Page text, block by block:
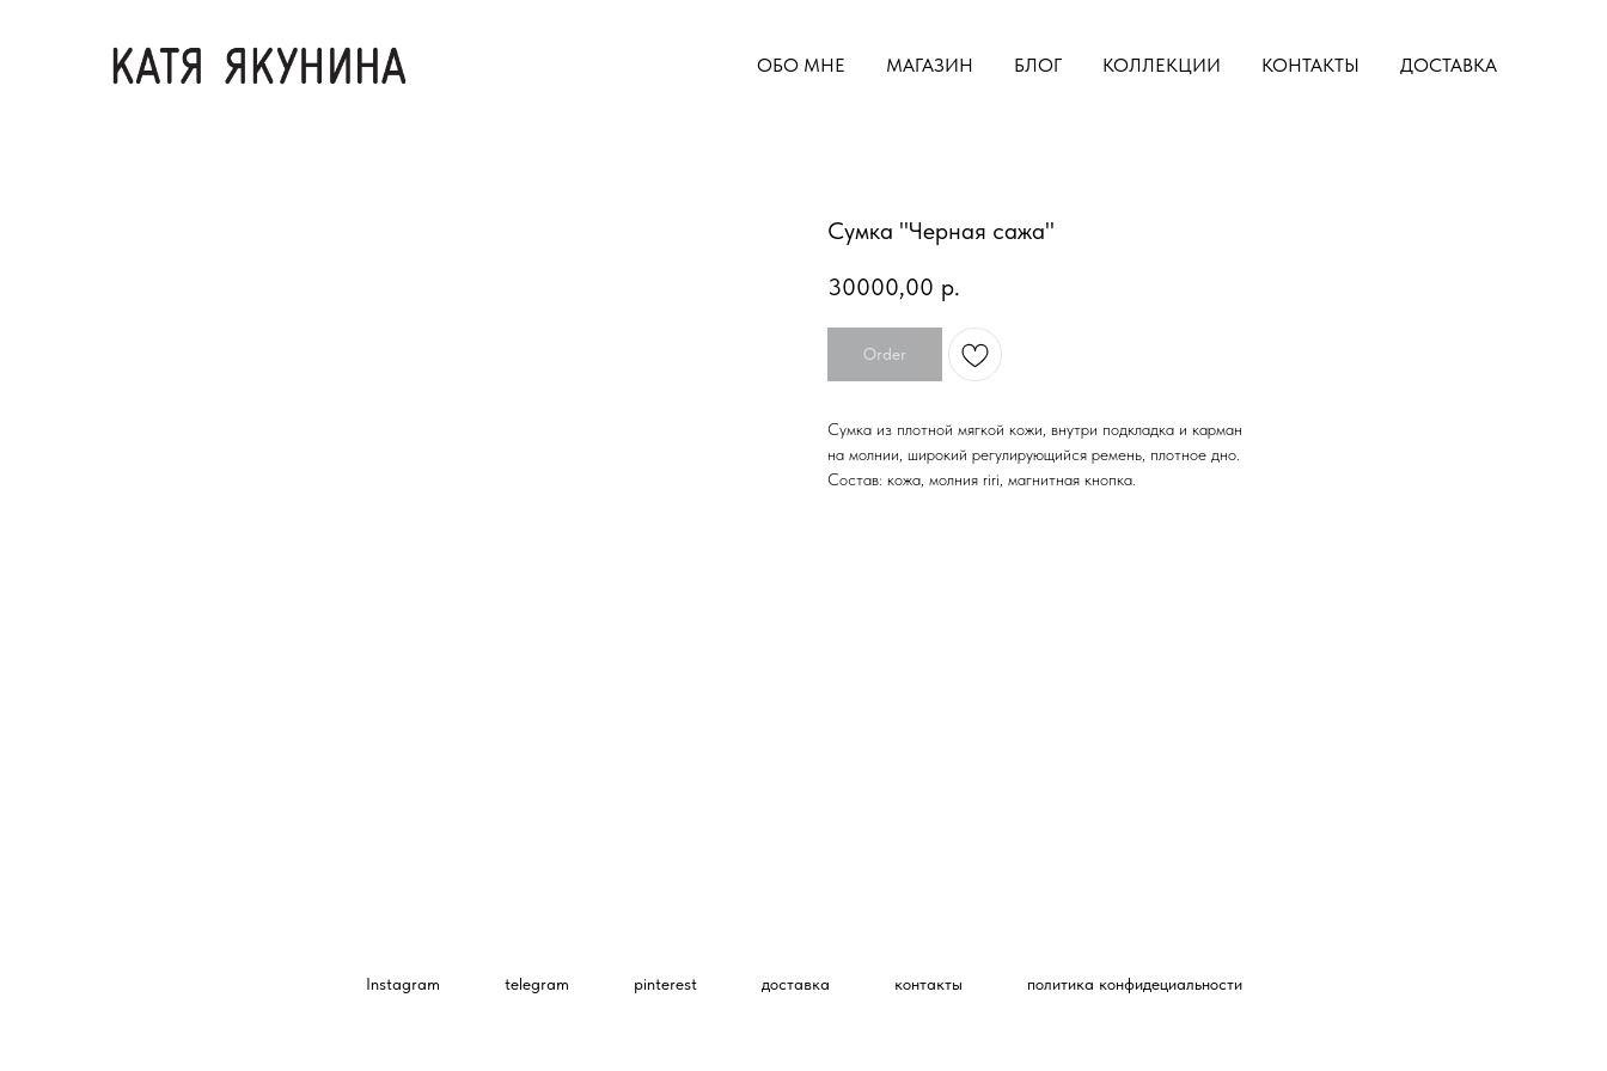
ОБО МНЕ МАГАЗИН БЛОГ КОЛЛЕКЦИИ КОНТАКТЫ ДОСТАВКА
Сумка "Черная сажа"
30000,00 р.
Order
Сумка из плотной мягкой кожи, внутри подкладка и карман
на молнии, широкий регулирующийся ремень, плотное дно.
Состав: кожа, молния riri, магнитная кнопка.
Instagram telegram pinterest доставка контакты политика конфидециальности